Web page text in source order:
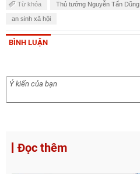
Từ khóa Thủ tướng Nguyễn Tấn Dũng
an sinh xã hội
BÌNH LUẬN
Đọc thêm